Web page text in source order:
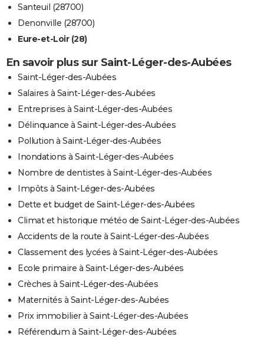
Santeuil (28700)
Denonville (28700)
Eure-et-Loir (28)
En savoir plus sur Saint-Léger-des-Aubées
Saint-Léger-des-Aubées
Salaires à Saint-Léger-des-Aubées
Entreprises à Saint-Léger-des-Aubées
Délinquance à Saint-Léger-des-Aubées
Pollution à Saint-Léger-des-Aubées
Inondations à Saint-Léger-des-Aubées
Nombre de dentistes à Saint-Léger-des-Aubées
Impôts à Saint-Léger-des-Aubées
Dette et budget de Saint-Léger-des-Aubées
Climat et historique météo de Saint-Léger-des-Aubées
Accidents de la route à Saint-Léger-des-Aubées
Classement des lycées à Saint-Léger-des-Aubées
Ecole primaire à Saint-Léger-des-Aubées
Crèches à Saint-Léger-des-Aubées
Maternités à Saint-Léger-des-Aubées
Prix immobilier à Saint-Léger-des-Aubées
Référendum à Saint-Léger-des-Aubées